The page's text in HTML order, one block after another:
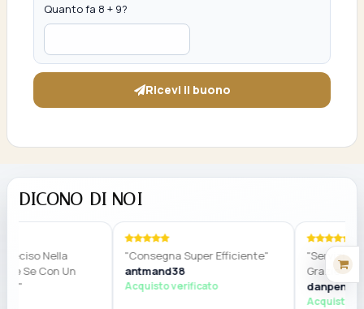
Quanto fa 8 + 9?
Ricevi il buono
DICONO DI NOI
Nella
Se Con Un
"Consegna Super Efficiente"
antmand38
Acquisto verificato
"Servizio
Grazie"
Acquisto